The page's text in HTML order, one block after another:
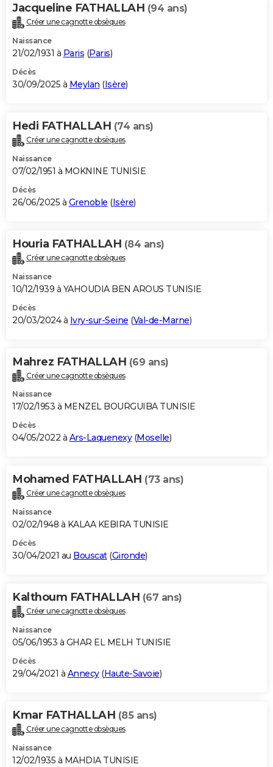
Carte de Noël
Carte Bonne année
Carte Saint-Valentin
Carte Pâques
Carte d'anniversaire
DICTIONNAIRE
Dictionnaire
Biographies
Citations
Expressions
Proverbes
PROGRAMME TV
S'inscrire
Se connecter
Lycées
Collèges
Primaires
Universités
Entreprises
Service militaire
Avis de recherche
AVIS DE DÉCÈS
Bricolage
Lifestyle
Culture
Sport
Auto
Television
Voyage
Cinema
Jacqueline FATHALLAH (94 ans)
Créer une cagnotte obsèques
Naissance
21/02/1931 à Paris (Paris)
Décès
30/09/2025 à Meylan (Isère)
Hedi FATHALLAH (74 ans)
Créer une cagnotte obsèques
Naissance
07/02/1951 à MOKNINE TUNISIE
Décès
26/06/2025 à Grenoble (Isère)
Houria FATHALLAH (84 ans)
Créer une cagnotte obsèques
Naissance
10/12/1939 à YAHOUDIA BEN AROUS TUNISIE
Décès
20/03/2024 à Ivry-sur-Seine (Val-de-Marne)
Mahrez FATHALLAH (69 ans)
Créer une cagnotte obsèques
Naissance
17/02/1953 à MENZEL BOURGUIBA TUNISIE
Décès
04/05/2022 à Ars-Laquenexy(Moselle)
Mohamed FATHALLAH (73 ans)
Créer une cagnotte obsèques
Naissance
02/02/1948 à KALAA KEBIRA TUNISIE
Décès
30/04/2021 au Bouscat(Gironde)
Kalthoum FATHALLAH (67 ans)
Créer une cagnotte obsèques
Naissance
05/06/1953 à GHAR EL MELH TUNISIE
Décès
29/04/2021 à Annecy(Haute-Savoie)
Kmar FATHALLAH (85 ans)
Créer une cagnotte obsèques
Naissance
12/02/1935 à MAHDIA TUNISIE